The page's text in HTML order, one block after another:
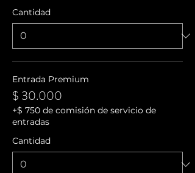
Cantidad
Entrada Premium
$ 30.000
+$ 750 de comisión de servicio de
entradas
Cantidad